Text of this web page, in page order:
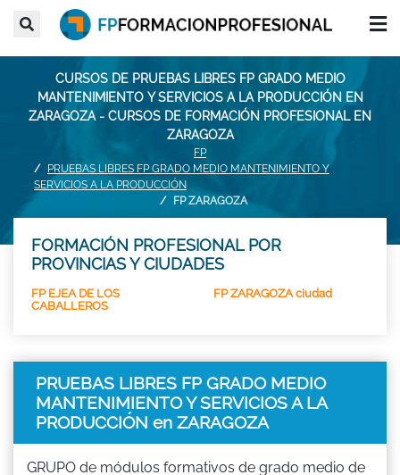
CURSOS DE PRUEBAS LIBRES FP GRADO MEDIO
MANTENIMIENTO Y SERVICIOS A LA PRODUCCIÓN EN
ZARAGOZA - CURSOS DE FORMACIÓN PROFESIONAL EN
ZARAGOZA
FP
PRUEBAS LIBRES FP GRADO MEDIO MANTENIMIENTO Y
SERVICIOS A LA PRODUCCIÓN
FP ZARAGOZA
FORMACIÓN PROFESIONAL POR
PROVINCIAS Y CIUDADES
FP EJEA DE LOS
CABALLEROS
FP ZARAGOZA ciudad
PRUEBAS LIBRES FP GRADO MEDIO
MANTENIMIENTO Y SERVICIOS A LA
PRODUCCIÓN en ZARAGOZA
GRUPO de módulos formativos de grado medio de